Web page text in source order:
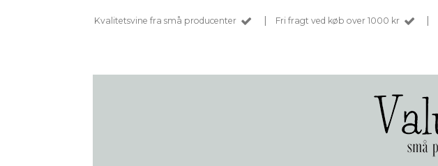
Kvalitetsvine fra små producenter | Fri fragt ved køb over 1000 kr |